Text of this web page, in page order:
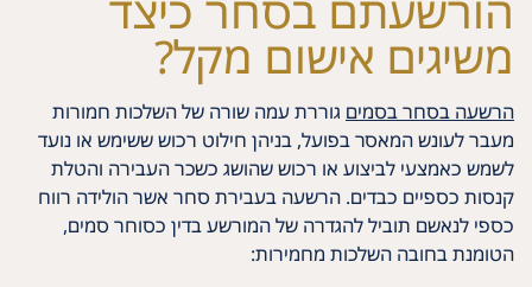
משיגים אישום מקל?
הרשעה בסחר בסמים גוררת עמה שורה של השלכות חמורות
מעבר לעונש המאסר בפועל, בניהן חילוט רכוש ששימש או נועד
לשמש כאמצעי לביצוע או רכוש שהושג כשכר העבירה והטלת
קנסות כספיים כבדים. הרשעה בעבירת סחר אשר הולידה רווח
כספי לנאשם תוביל להגדרה של המורשע בדין כסוחר סמים,
הטומנת בחובה השלכות מחמירות: